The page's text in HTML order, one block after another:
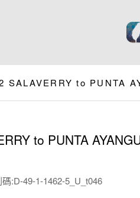
SALAVERRY to PUNTA
to PUNTA
:D-49-1-1462-5_U_t046